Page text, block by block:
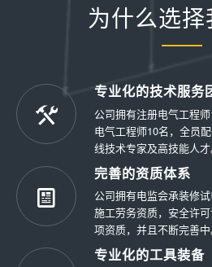
为什么选择
专业化的技术服务
公司拥有注册电气工程
电气工程师10名，全员
线技术专家及高技能人才
完善的资质体系
公司拥有电监会承装修
施工劳务资质，安全许
项资质，并且不断完善中
专业化的工具装备